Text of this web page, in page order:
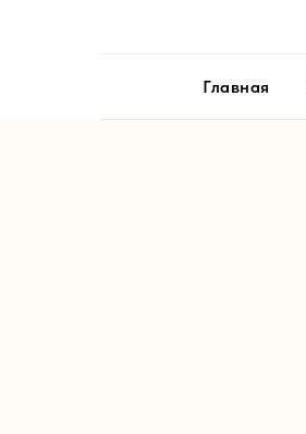
Главная